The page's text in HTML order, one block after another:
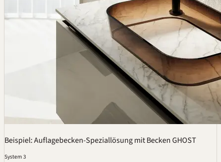
Beispiel:Auflagebecken-Speziallösung mit Becken GHOST
System 3